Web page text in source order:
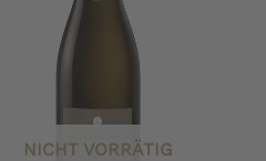
NICHT VORRÄTIG